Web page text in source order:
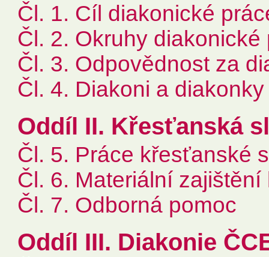
Čl. 1. Cíl diakonické
Čl. 2. Okruhy diakonické
Čl. 3. Odpovědnost za
Čl. 4. Diakoni a diakonky
Oddíl II. Křesťanská
Čl. 5. Práce křesťanské
Čl. 6. Materiální
Čl. 7. Odborná pomoc
Oddíl III. Diakonie